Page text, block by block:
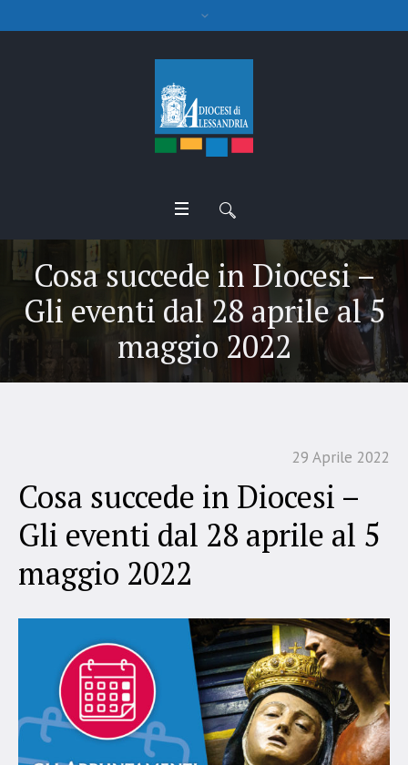
Cosa succede in Diocesi –
Gli eventi dal 28 aprile al 5
maggio 2022
29 Aprile 2022
Cosa succede in Diocesi –
Gli eventi dal 28 aprile al 5
maggio 2022